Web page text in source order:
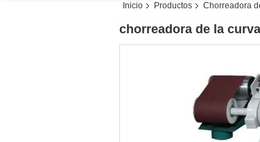
Inicio Productos Chorreadora
chorreadora de la